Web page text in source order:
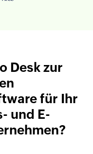
Desk zur
für Ihr
und E-